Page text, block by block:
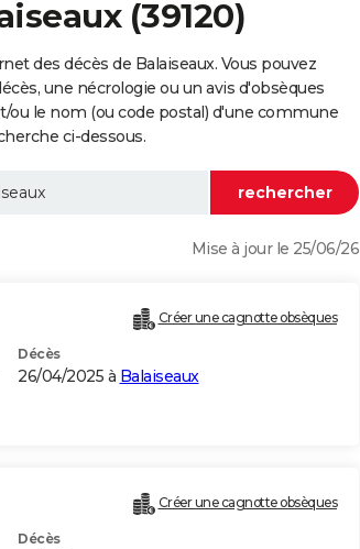
(39120)
des décès de Balaiseaux. Vous pouvez
une nécrologie ou un avis d'obsèques
le nom (ou code postal) d'une commune
ci-dessous.
Mise à jour le 25/06/26
Créer une cagnotte obsèques
Décès
26/04/2025 à Balaiseaux
Créer une cagnotte obsèques
Décès